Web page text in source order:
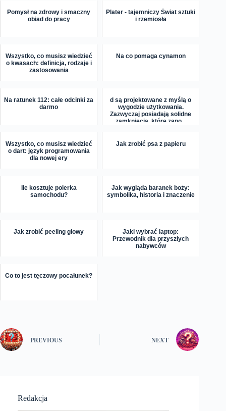
Pomysł na zdrowy i smaczny
obiad do pracy
Plater - tajemniczy Świat sztuki
i rzemiosła
Wszystko, co musisz wiedzieć
o kwasach: definicja, rodzaje i
zastosowania
Na co pomaga cynamon
Na ratunek 112: całe odcinki za
darmo
d są projektowane z myślą o
wygodzie użytkowania.
Zazwyczaj posiadają solidne
zamknięcia, które zapo...
Wszystko, co musisz wiedzieć
o dart: język programowania
dla nowej ery
Jak zrobić psa z papieru
Ile kosztuje polerka
samochodu?
Jak wygląda baranek boży:
symbolika, historia i znaczenie
Jak zrobić peeling głowy
Jaki wybrać laptop:
Przewodnik dla przyszłych
nabywców
Co to jest tęczowy pocałunek?
PREVIOUS NEXT
Redakcja